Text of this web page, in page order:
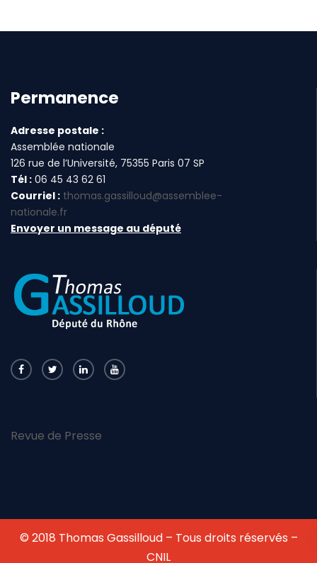
Permanence
Adresse postale :
Assemblée nationale
126 rue de l’Université, 75355 Paris 07 SP
Tél : 06 45 43 62 61
Courriel : thomas.gassilloud@assemblee-
nationale.fr
Envoyer un message au député
Revue de Presse
© 2018 Thomas Gassilloud – Tous droits réservés –
CNIL